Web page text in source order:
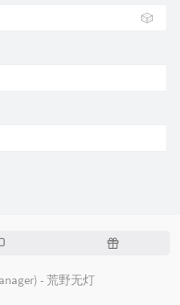
🎲
随
- 荒野无灯